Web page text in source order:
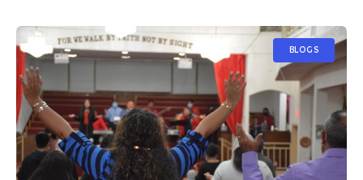
BLOGS